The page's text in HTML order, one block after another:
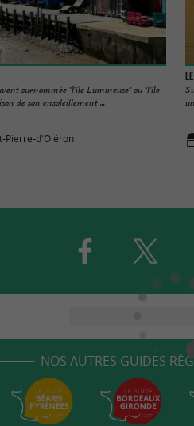
surnommée "l'île Lumineuse" ou "l'île
de son ensoleillement ...
Pierre-d'Oléron
NOS AUTRES GUIDES